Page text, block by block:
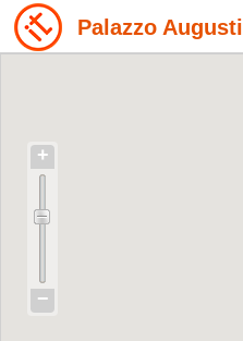
Palazzo Augusti
+
−